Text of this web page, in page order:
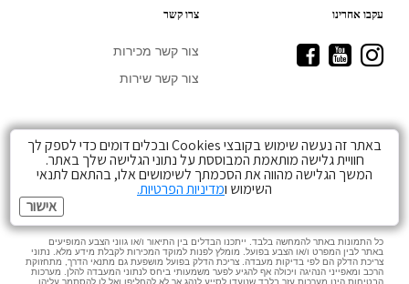
באתר זה נעשה שימוש בקובצי Cookies ובכלים דומים כדי לספק לך
חוויית גלישה מותאמת המבוססת על נתוני הגלישה שלך באתר.
המשך הגלישה מהווה את הסכמתך לשימושים אלו, בהתאם לתנאי
השימוש ומדיניות הפרטיות.
אישור
עקבו אחרינו
Visit
Instagram
Visit
YouTube
Visit
Facebook
צרו קשר
צור קשר מכירות
צור קשר שירות
.
כל התמונות באתר להמחשה בלבד. ייתכנו הבדלים בין התיאור ו/או גווני הצבע המופיעים
באתר לבין המפרט ו/או הצבע בפועל. מומלץ לפנות למוקד המכירות לקבלת מידע מלא. נתוני
צריכת הדלק הם לפי בדיקות מעבדה. צריכת הדלק בפועל מושפעת גם מתנאי הדרך, מתחזוקת
הרכב ומאפייני הנהיגה ויכולה אף להגיע לפער משמעותי ביחס לנתוני המעבדה להלן. מערכות
הבטיחות הינן מערכות עזר בלבד שנועדו לסייע לנהג אך לא להחליפו ואל לו להסתמך עליהן.